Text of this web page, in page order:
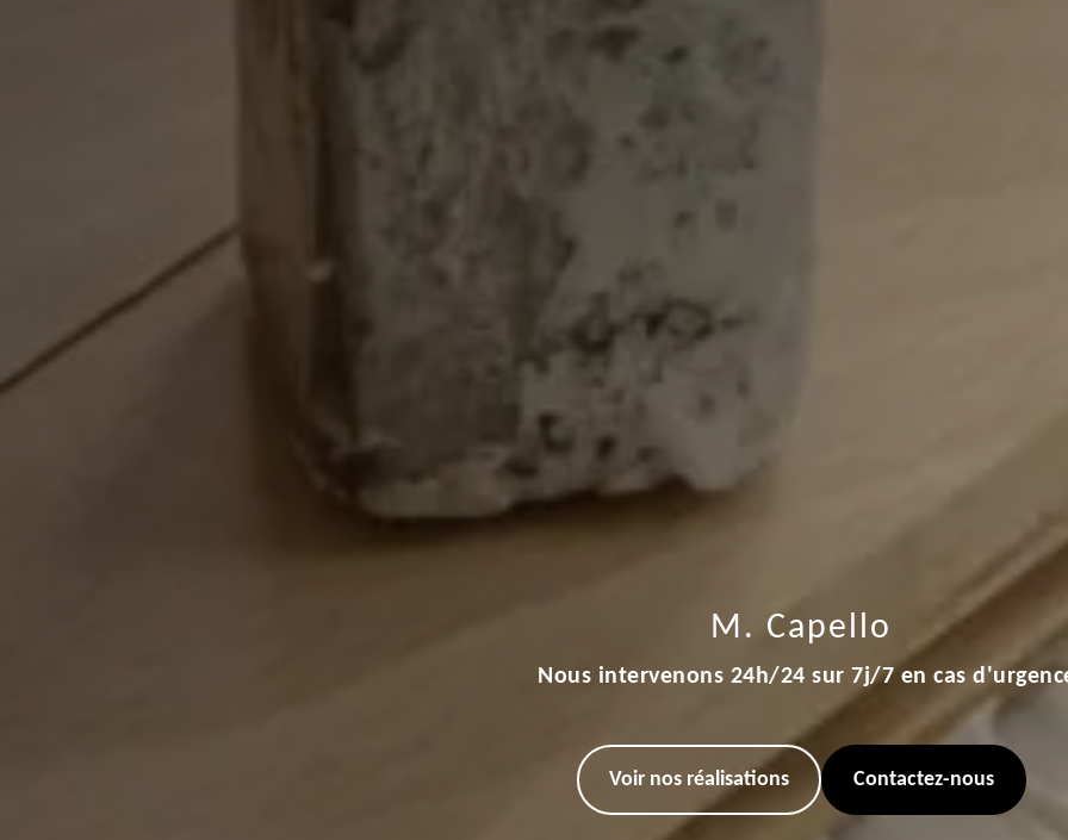
M. Capello
Nous intervenons 24h/24 sur 7j/7 en cas
Voir nos réalisations Contactez-nous